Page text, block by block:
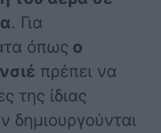
. Για
όπως ο
πρέπει να
της ίδιας
δημιουργούνται